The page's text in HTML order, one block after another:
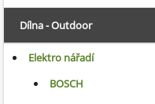
Dílna - Outdoor
Elektro nářadí
BOSCH